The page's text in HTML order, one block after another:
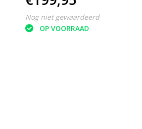
Nog niet gewaardeerd
OP VOORRAAD